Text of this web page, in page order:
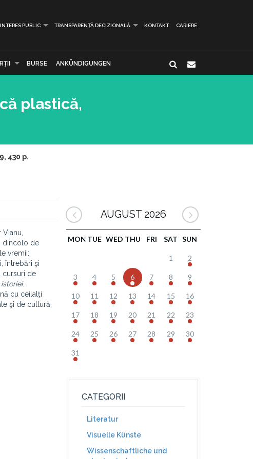
PUBLIC TRANSPARENȚĂ DECIZIONALĂ KONTAKT CARIERE
BURSE ANKÜNDIGUNGEN
plastică,
430 p.
dincolo de
vremii:
întrebări şi
cursuri de
.
cu ceilalţi
şi de cultură,
AUGUST 2026
MON TUE WED THU FRI SAT SUN
1 2
3 4 5 6 7 8 9
10 11 12 13 14 15 16
17 18 19 20 21 22 23
24 25 26 27 28 29 30
31
CATEGORII
Literatur
Visuelle Künste
Wissenschaftliche und